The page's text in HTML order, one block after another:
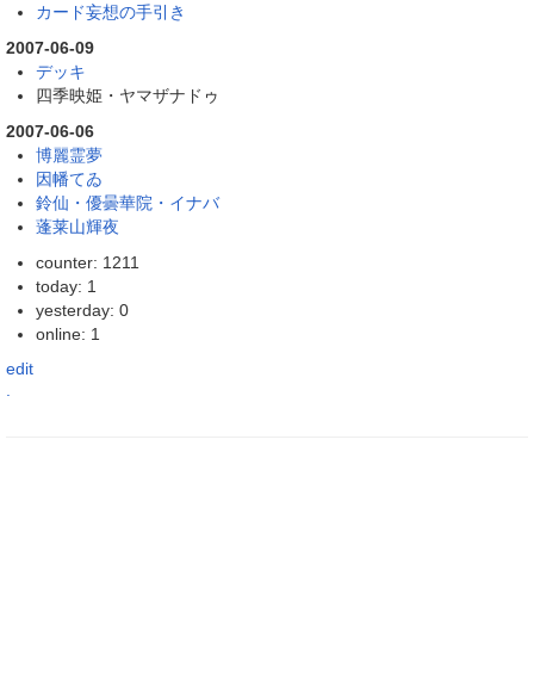
カード妄想の手引き
2007-06-09
デッキ
四季映姫・ヤマザナドゥ
2007-06-06
博麗霊夢
因幡てゐ
鈴仙・優曇華院・イナバ
蓬莱山輝夜
counter: 1211
today: 1
yesterday: 0
online: 1
edit